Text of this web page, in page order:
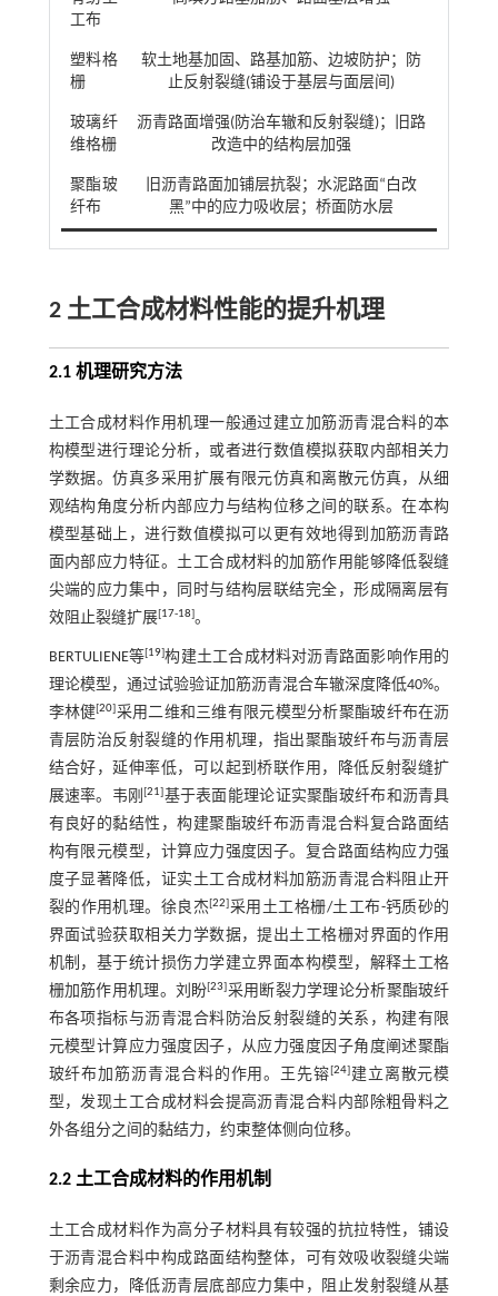
工布
塑料格
栅
软土地基加固、路基加筋、边坡防护；防
止反射裂缝(铺设于基层与面层间)
玻璃纤
维格栅
沥青路面增强(防治车辙和反射裂缝)；旧路
改造中的结构层加强
聚酯玻
纤布
旧沥青路面加铺层抗裂；水泥路面“白改
黑”中的应力吸收层；桥面防水层
2 土工合成材料性能的提升机理
2.1 机理研究方法
土工合成材料作用机理一般通过建立加筋沥青混合料的本
构模型进行理论分析，或者进行数值模拟获取内部相关力
学数据。仿真多采用扩展有限元仿真和离散元仿真，从细
观结构角度分析内部应力与结构位移之间的联系。在本构
模型基础上，进行数值模拟可以更有效地得到加筋沥青路
面内部应力特征。土工合成材料的加筋作用能够降低裂缝
尖端的应力集中，同时与结构层联结完全，形成隔离层有
效阻止裂缝扩展[17-18]。
BERTULIENE等[19]构建土工合成材料对沥青路面影响作用的
理论模型，通过试验验证加筋沥青混合车辙深度降低40%。
李林健[20]采用二维和三维有限元模型分析聚酯玻纤布在沥
青层防治反射裂缝的作用机理，指出聚酯玻纤布与沥青层
结合好，延伸率低，可以起到桥联作用，降低反射裂缝扩
展速率。韦刚[21]基于表面能理论证实聚酯玻纤布和沥青具
有良好的黏结性，构建聚酯玻纤布沥青混合料复合路面结
构有限元模型，计算应力强度因子。复合路面结构应力强
度子显著降低，证实土工合成材料加筋沥青混合料阻止开
裂的作用机理。徐良杰[22]采用土工格栅/土工布-钙质砂的
界面试验获取相关力学数据，提出土工格栅对界面的作用
机制，基于统计损伤力学建立界面本构模型，解释土工格
栅加筋作用机理。刘盼[23]采用断裂力学理论分析聚酯玻纤
布各项指标与沥青混合料防治反射裂缝的关系，构建有限
元模型计算应力强度因子，从应力强度因子角度阐述聚酯
玻纤布加筋沥青混合料的作用。王先镕[24]建立离散元模
型，发现土工合成材料会提高沥青混合料内部除粗骨料之
外各组分之间的黏结力，约束整体侧向位移。
2.2 土工合成材料的作用机制
土工合成材料作为高分子材料具有较强的抗拉特性，铺设
于沥青混合料中构成路面结构整体，可有效吸收裂缝尖端
剩余应力，降低沥青层底部应力集中，阻止发射裂缝从基